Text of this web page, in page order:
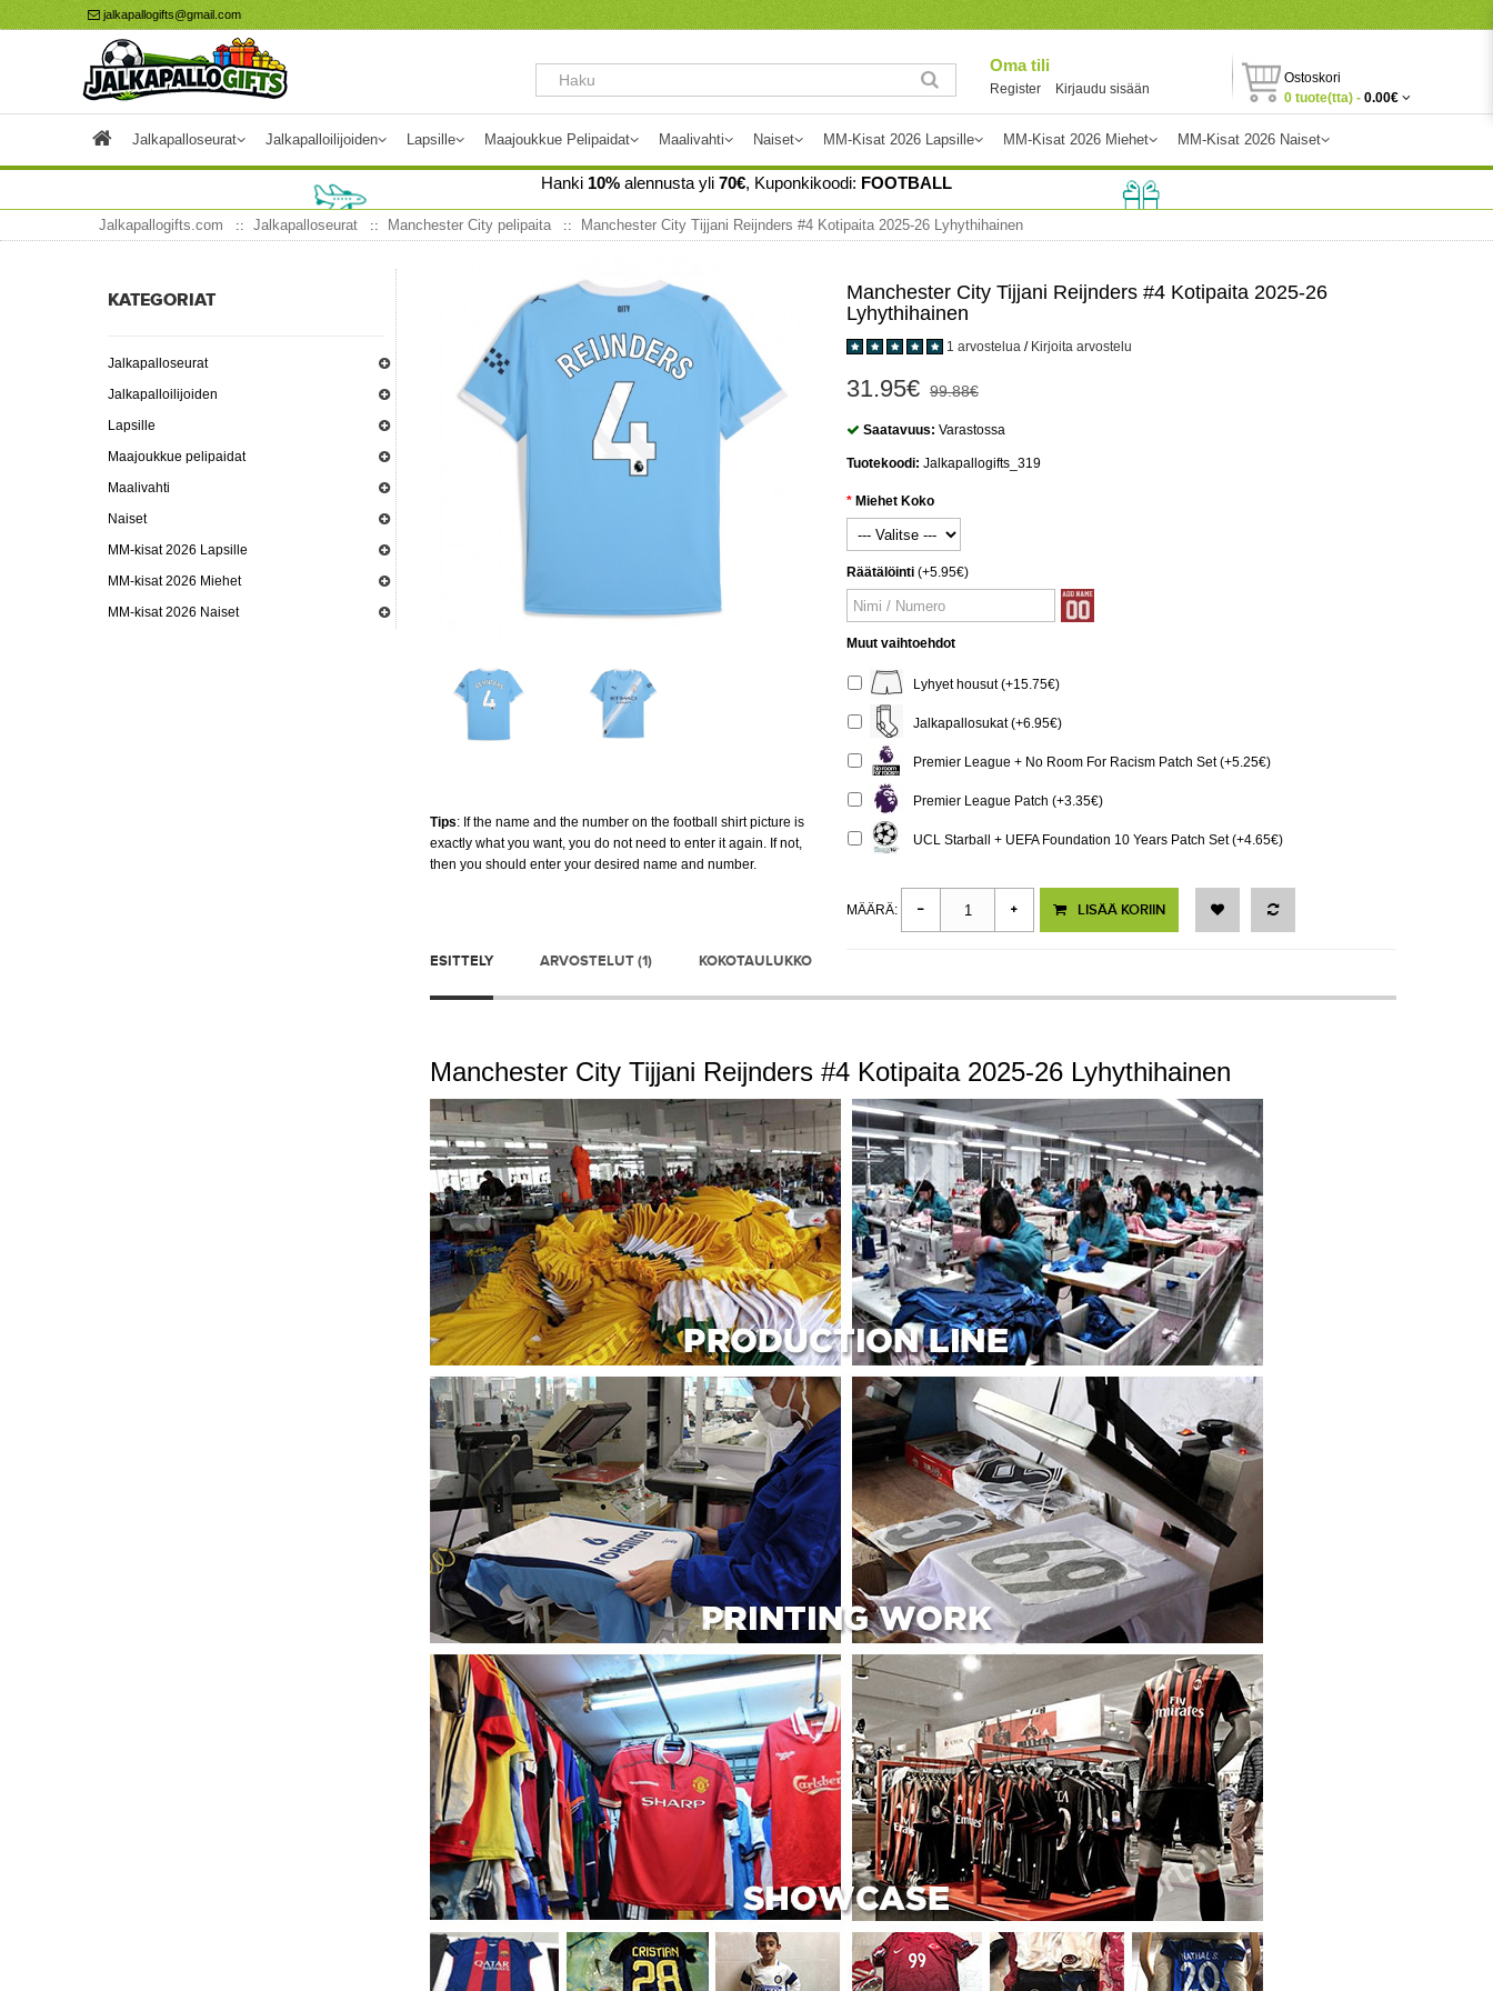
jalkapallogifts@gmail.com
Oma tili
Register Kirjaudu sisään
Ostoskori
0 tuote(tta) - 0.00€
Jalkapalloseurat Jalkapalloilijoiden Lapsille Maajoukkue Pelipaidat Maalivahti Naiset MM-Kisat 2026 Lapsille MM-Kisat 2026 Miehet MM-Kisat 2026 Naiset
Hanki 10% alennusta yli 70€, Kuponkikoodi: FOOTBALL
Jalkapallogifts.com Jalkapalloseurat Manchester City pelipaita Manchester City Tijjani Reijnders #4 Kotipaita 2025-26 Lyhythihainen
KATEGORIAT
Jalkapalloseurat
Jalkapalloilijoiden
Lapsille
Maajoukkue pelipaidat
Maalivahti
Naiset
MM-kisat 2026 Lapsille
MM-kisat 2026 Miehet
MM-kisat 2026 Naiset
Tips: If the name and the number on the football shirt picture is
exactly what you want, you do not need to enter it again. If not,
then you should enter your desired name and number.
Manchester City Tijjani Reijnders #4 Kotipaita 2025-26
Lyhythihainen
1 arvostelua / Kirjoita arvostelu
31.95€ 99.88€
Saatavuus: Varastossa
Tuotekoodi: Jalkapallogifts_319
Miehet Koko
Räätälöinti (+5.95€)
Muut vaihtoehdot
Lyhyet housut (+15.75€)
Jalkapallosukat (+6.95€)
Premier League + No Room For Racism Patch Set (+5.25€)
Premier League Patch (+3.35€)
UCL Starball + UEFA Foundation 10 Years Patch Set (+4.65€)
MÄÄRÄ: LISÄÄ KORIIN
ESITTELY ARVOSTELUT (1) KOKOTAULUKKO
Manchester City Tijjani Reijnders #4 Kotipaita 2025-26 Lyhythihainen